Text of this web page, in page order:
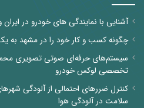
آشنایی با نمایندگی های خودرو در
چگونه کسب و کار خود را در مشهد به
سیستم‌های حرفه‌ای صوتی تصویری
تخصصی لوکس خودرو
کنترل ضررهای احتمالی از آلودگی
سلامت در آلودگی هوا